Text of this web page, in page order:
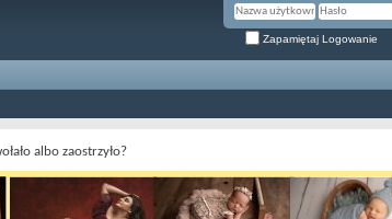
Zapamiętaj Logowanie
albo zaostrzyło?